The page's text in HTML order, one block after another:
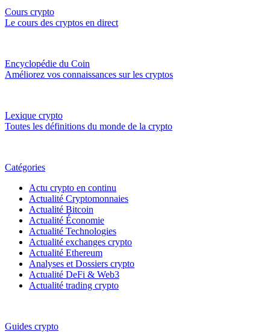
Cours crypto
Le cours des cryptos en direct
Encyclopédie du Coin
Améliorez vos connaissances sur les cryptos
Lexique crypto
Toutes les définitions du monde de la crypto
Catégories
Actu crypto en continu
Actualité Cryptomonnaies
Actualité Bitcoin
Actualité Économie
Actualité Technologies
Actualité exchanges crypto
Actualité Ethereum
Analyses et Dossiers crypto
Actualité DeFi & Web3
Actualité trading crypto
Guides crypto